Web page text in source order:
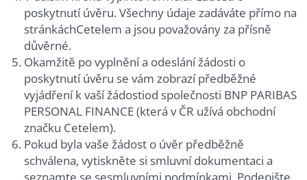
poskytnutí úvěru. Všechny údaje zadáváte přímo na
stránkáchCetelem a jsou považovány za přísně
důvěrné.
Okamžitě po vyplnění a odeslání žádosti o
poskytnutí úvěru se vám zobrazí předběžné
vyjádření k vaší žádostiod společnosti BNP PARIBAS
PERSONAL FINANCE (která v ČR užívá obchodní
značku Cetelem).
Pokud byla vaše žádost o úvěr předběžně
schválena, vytiskněte si smluvní dokumentaci a